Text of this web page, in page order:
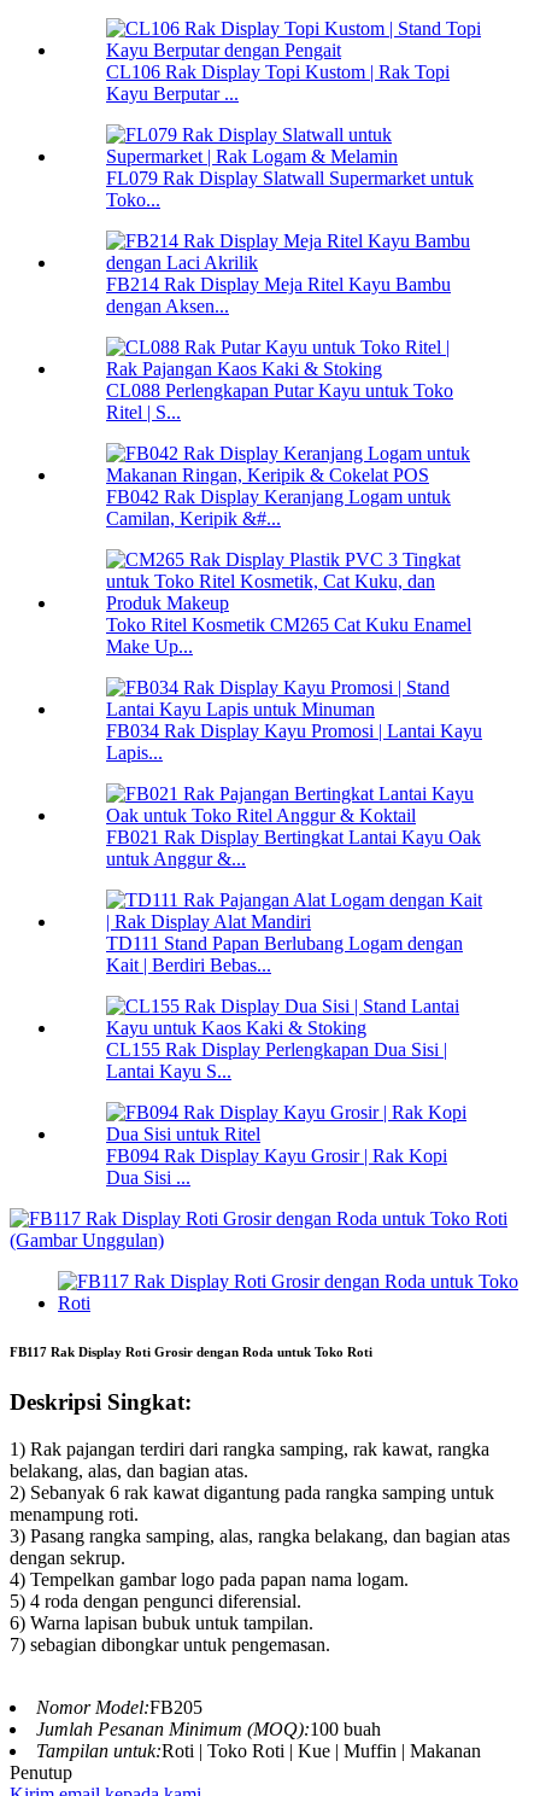
CL106 Rak Display Topi Kustom | Rak Topi
Kayu Berputar ...
FL079 Rak Display Slatwall Supermarket untuk
Toko...
FB214 Rak Display Meja Ritel Kayu Bambu
dengan Aksen...
CL088 Perlengkapan Putar Kayu untuk Toko
Ritel | S...
FB042 Rak Display Keranjang Logam untuk
Camilan, Keripik &#...
Toko Ritel Kosmetik CM265 Cat Kuku Enamel
Make Up...
FB034 Rak Display Kayu Promosi | Lantai Kayu
Lapis...
FB021 Rak Display Bertingkat Lantai Kayu Oak
untuk Anggur &...
TD111 Stand Papan Berlubang Logam dengan
Kait | Berdiri Bebas...
CL155 Rak Display Perlengkapan Dua Sisi |
Lantai Kayu S...
FB094 Rak Display Kayu Grosir | Rak Kopi
Dua Sisi ...
FB117 Rak Display Roti Grosir dengan Roda untuk Toko Roti
Deskripsi Singkat:
1) Rak pajangan terdiri dari rangka samping, rak kawat, rangka
belakang, alas, dan bagian atas.
2) Sebanyak 6 rak kawat digantung pada rangka samping untuk
menampung roti.
3) Pasang rangka samping, alas, rangka belakang, dan bagian atas
dengan sekrup.
4) Tempelkan gambar logo pada papan nama logam.
5) 4 roda dengan pengunci diferensial.
6) Warna lapisan bubuk untuk tampilan.
7) sebagian dibongkar untuk pengemasan.
Nomor Model:FB205
Jumlah Pesanan Minimum (MOQ):100 buah
Tampilan untuk:Roti | Toko Roti | Kue | Muffin | Makanan
Penutup